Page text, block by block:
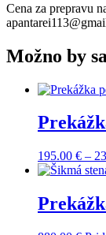
Cena za prepravu
Možno by
195.00 € –